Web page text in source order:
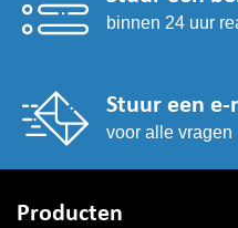
binnen 24 uur
Stuur een e-
voor alle vragen
Producten